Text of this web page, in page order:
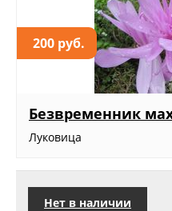
200 руб.
Безвременник
Луковица
Нет в наличии